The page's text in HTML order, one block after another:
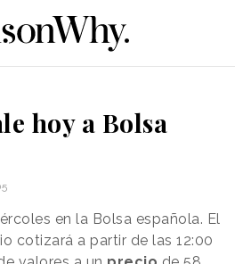
hoy a Bolsa
en la Bolsa española. El
cotizará a partir de las 12:00